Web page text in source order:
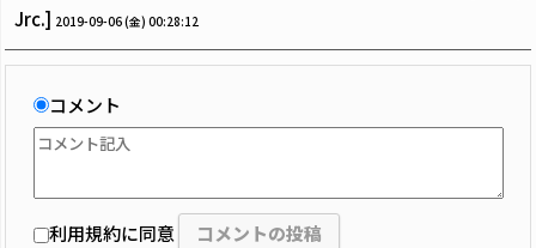
Jrc.] 2019-09-06 (金) 00:28:12
コメント
利用規約に同意